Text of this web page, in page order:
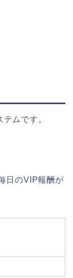
ムです。
日のVIP報酬が